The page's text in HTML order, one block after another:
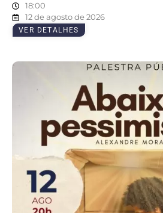
18:00
12 de agosto de 2026
VER DETALHES